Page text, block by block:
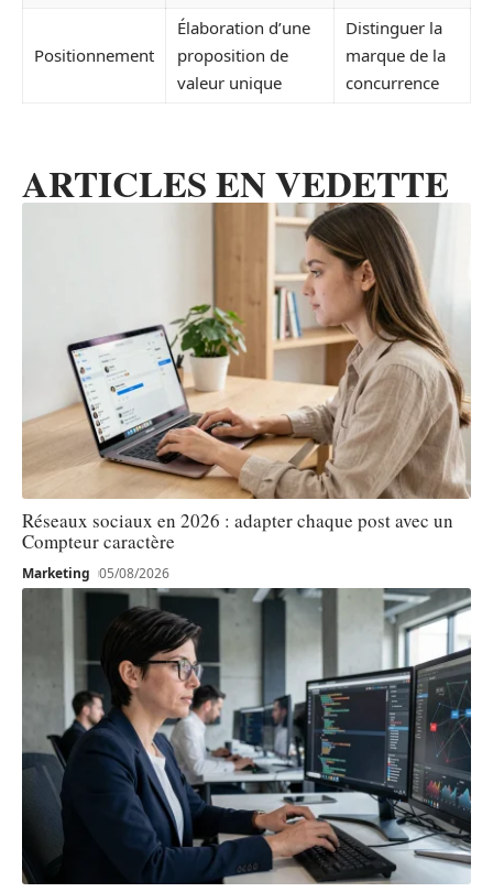
Positionnement
Élaboration d’une
proposition de
valeur unique
Distinguer la
marque de la
concurrence
ARTICLES EN VEDETTE
Réseaux sociaux en 2026 : adapter chaque post avec un
Compteur caractère
Marketing 05/08/2026